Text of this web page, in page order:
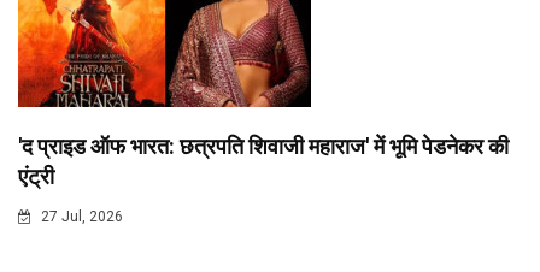
'द प्राइड ऑफ भारत: छत्रपति शिवाजी महाराज' में भूमि पेडनेकर की
एंट्री
27 Jul, 2026